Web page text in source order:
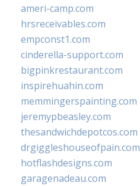
ameri-camp.com
hrsreceivables.com
empconst1.com
cinderella-support.com
bigpinkrestaurant.com
inspirehuahin.com
memmingerspainting.com
jeremypbeasley.com
thesandwichdepotcos.com
drgiggleshouseofpain.com
hotflashdesigns.com
garagenadeau.com